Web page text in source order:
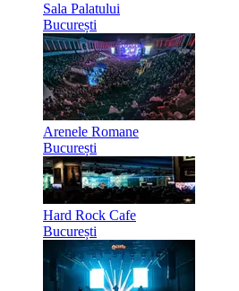
Sala Palatului
București
Arenele Romane
București
Hard Rock Cafe
București